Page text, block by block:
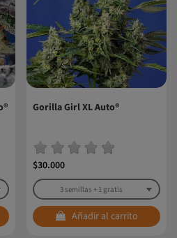
Gorilla Girl XL Auto®
$30.000
Añadir al carrito